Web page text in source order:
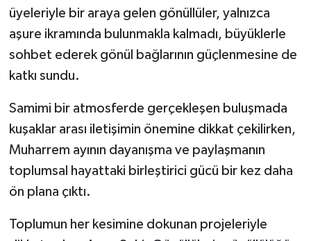
üyeleriyle bir araya gelen gönüllüler, yalnızca
aşure ikramında bulunmakla kalmadı, büyüklerle
sohbet ederek gönül bağlarının güçlenmesine de
katkı sundu.
Samimi bir atmosferde gerçekleşen buluşmada
kuşaklar arası iletişimin önemine dikkat çekilirken,
Muharrem ayının dayanışma ve paylaşmanın
toplumsal hayattaki birleştirici gücü bir kez daha
ön plana çıktı.
Toplumun her kesimine dokunan projeleriyle